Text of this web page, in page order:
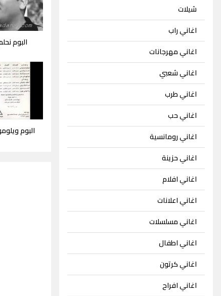
شيلات
اغاني راب
اغاني مهرجانات
اغاني شعبي
اغاني طرب
اغاني حب
اغاني رومانسية
اغاني حزينة
اغاني افلام
اغاني اعلانات
اغاني مسلسلات
اغاني اطفال
اغاني كرتون
اغاني افراح
البوم
البوم